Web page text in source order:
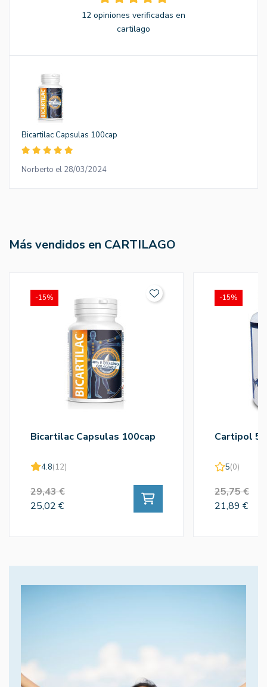
12 opiniones verificadas en
cartilago
Bicartilac Capsulas 100cap
Norberto el 28/03/2024
Más vendidos en CARTILAGO
Bicartilac Capsulas 100cap
4.8(12)
29,43 €
25,02 €
-15%
Cartipol
5(0)
25,75 €
21,89 €
-15%